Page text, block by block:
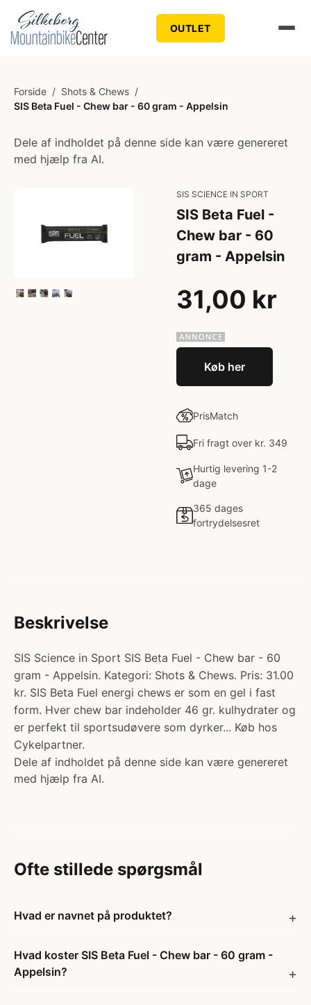
OUTLET
Forside / Shots & Chews /
SIS Beta Fuel - Chew bar - 60 gram - Appelsin
Dele af indholdet på denne side kan være genereret
med hjælp fra AI.
SIS SCIENCE IN SPORT
SIS Beta Fuel -
Chew bar - 60
gram - Appelsin
31,00 kr
Køb her
PrisMatch
Fri fragt over kr. 349
Hurtig levering 1-2
dage
365 dages
fortrydelsesret
Beskrivelse
SIS Science in Sport SIS Beta Fuel - Chew bar - 60
gram - Appelsin. Kategori: Shots & Chews. Pris: 31.00
kr. SIS Beta Fuel energi chews er som en gel i fast
form. Hver chew bar indeholder 46 gr. kulhydrater og
er perfekt til sportsudøvere som dyrker... Køb hos
Cykelpartner.
Dele af indholdet på denne side kan være genereret
med hjælp fra AI.
Ofte stillede spørgsmål
Hvad er navnet på produktet?
Hvad koster SIS Beta Fuel - Chew bar - 60 gram -
Appelsin?